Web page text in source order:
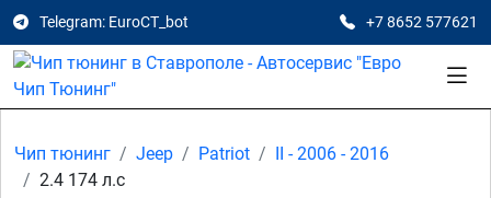
Telegram: EuroCT_bot +7 8652 577621
Чип тюнинг Jeep Patriot
II - 2006 - 2016
2.4 174 л.с